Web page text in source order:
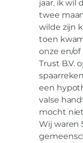
jaar. ik wil
twee
wilde zijn
toen
onze en/
Trust B.V.
een
valse
mocht
Wij waren